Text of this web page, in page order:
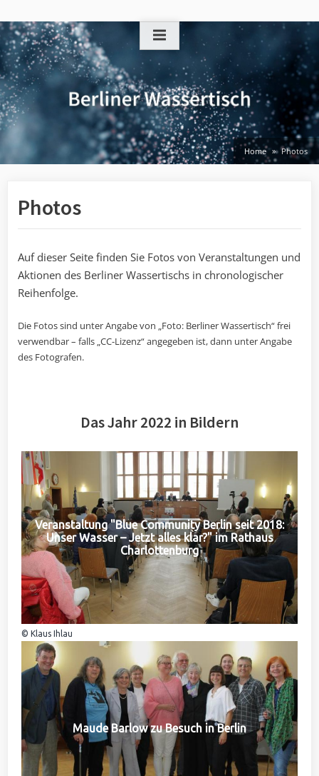
to
content
Home Photos
Photos
Auf dieser Seite finden Sie Fotos von Veranstaltungen und
Aktionen des Berliner Wassertischs in chronologischer
Reihenfolge.
Die Fotos sind unter Angabe von „Foto: Berliner Wassertisch“ frei
verwendbar – falls „CC-Lizenz“ angegeben ist, dann unter Angabe
des Fotografen.
Das Jahr 2022 in Bildern
Veranstaltung "Blue Community Berlin seit 2018:
Unser Wasser – Jetzt alles klar?" im Rathaus
Charlottenburg
© Klaus Ihlau
Maude Barlow zu Besuch in Berlin